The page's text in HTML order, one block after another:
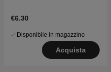
€6.30
Disponibile in magazzino
Acquista